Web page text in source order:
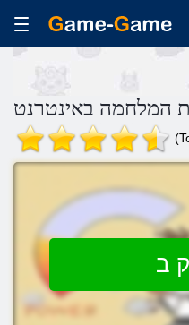
המלחמה באינטרנט